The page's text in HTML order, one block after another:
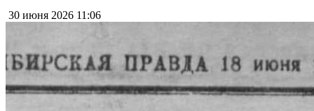
30 июня 2026 11:06